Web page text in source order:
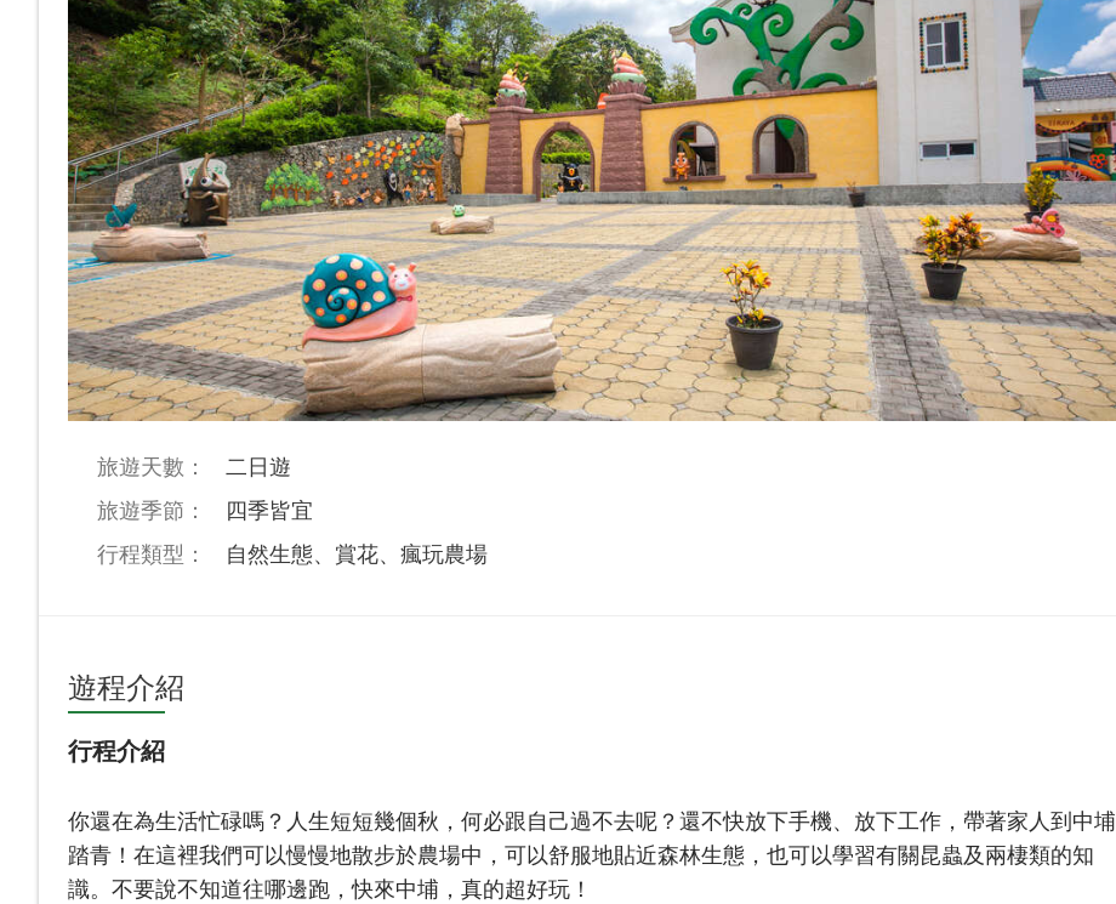
旅遊天數：
二日遊
旅遊季節：
四季皆宜
行程類型：
自然生態、賞花、瘋玩農場
遊程介紹
行程介紹
你還在為生活忙碌嗎？人生短短幾個秋，何必跟自己過不去呢？還不快放下手機、放下工作，帶著家人到中埔
踏青！在這裡我們可以慢慢地散步於農場中，可以舒服地貼近森林生態，也可以學習有關昆蟲及兩棲類的知
識。不要說不知道往哪邊跑，快來中埔，真的超好玩！